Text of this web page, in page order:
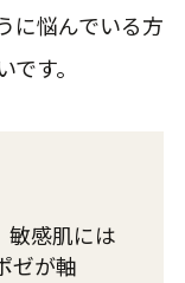
に悩んでいる方
す。
敏感肌には
ゼが軸